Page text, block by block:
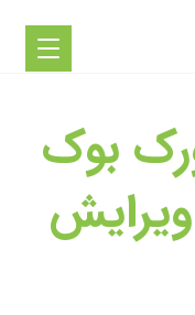
بوک
تاچ استون 4 ويرايش